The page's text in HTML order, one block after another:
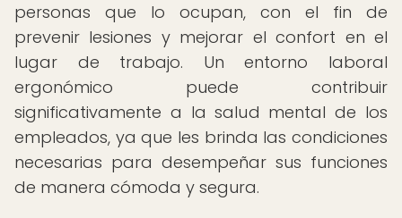
personas que lo ocupan, con el fin de
prevenir lesiones y mejorar el confort en el
lugar de trabajo. Un entorno laboral
ergonómico puede contribuir
significativamente a la salud mental de los
empleados, ya que les brinda las condiciones
necesarias para desempeñar sus funciones
de manera cómoda y segura.